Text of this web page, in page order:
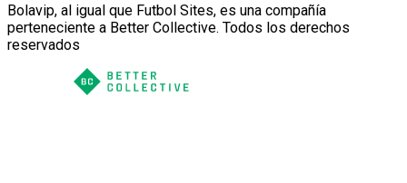
Bolavip, al igual que Futbol Sites, es una compañía
perteneciente a Better Collective. Todos los derechos
reservados